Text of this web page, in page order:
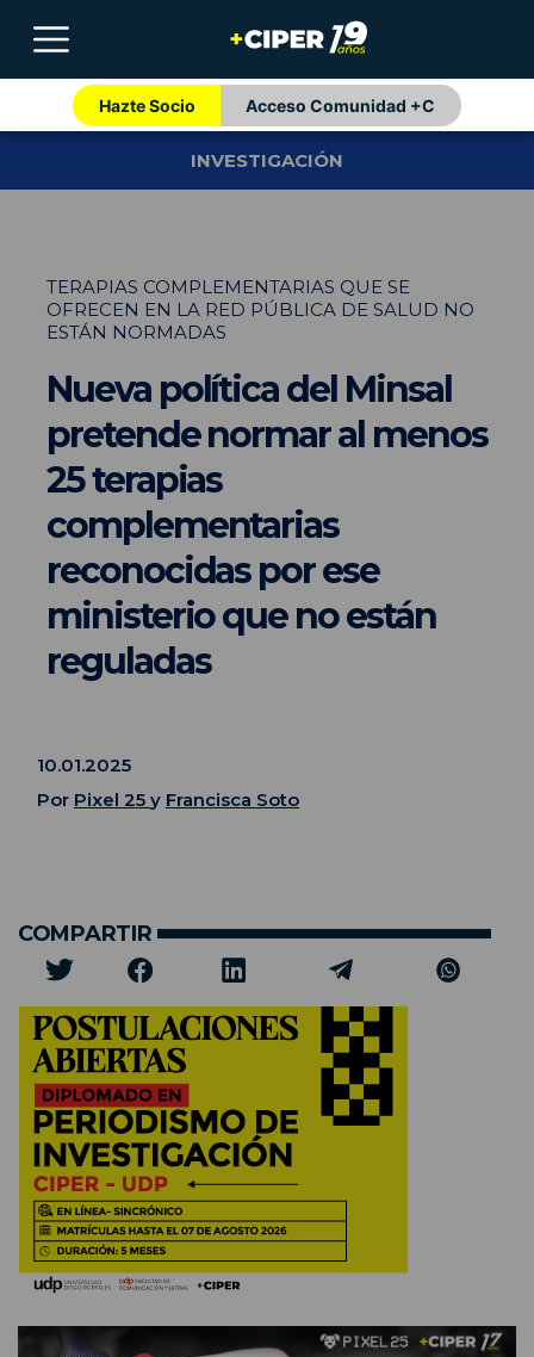
Hazte Socio Acceso Comunidad +C
INVESTIGACIÓN
TERAPIAS COMPLEMENTARIAS QUE SE
OFRECEN EN LA RED PÚBLICA DE SALUD NO
ESTÁN NORMADAS
Nueva política del Minsal
pretende normar al menos
25 terapias
complementarias
reconocidas por ese
ministerio que no están
reguladas
10.01.2025
Por Pixel 25 y Francisca Soto
COMPARTIR